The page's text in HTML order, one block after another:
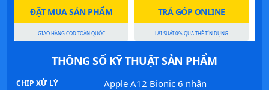
ĐẶT MUA SẢN PHẨM
GIAO HÀNG COD TOÀN QUỐC
TRẢ GÓP ONLINE
LÃI SUẤT 0% QUA THẺ TÍN DỤNG
THÔNG SỐ KỸ THUẬT SẢN PHẨM
CHIP XỬ LÝ Apple A12 Bionic 6 nhân